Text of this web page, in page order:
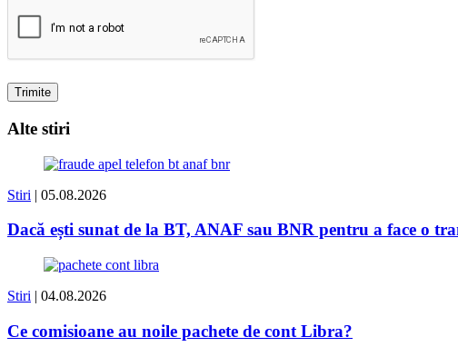
Alte stiri
Stiri | 05.08.2026
Dacă ești sunat de la BT, ANAF sau BNR pentru a face o
Stiri | 04.08.2026
Ce comisioane au noile pachete de cont Libra?